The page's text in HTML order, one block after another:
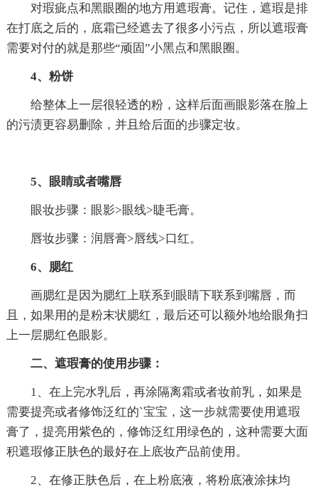
对瑕疵点和黑眼圈的地方用遮瑕膏。记住，遮瑕是排
在打底之后的，底霜已经遮去了很多小污点，所以遮瑕膏
需要对付的就是那些“顽固”小黑点和黑眼圈。
4、粉饼
给整体上一层很轻透的粉，这样后面画眼影落在脸上
的污渍更容易删除，并且给后面的步骤定妆。
5、眼睛或者嘴唇
眼妆步骤：眼影>眼线>睫毛膏。
唇妆步骤：润唇膏>唇线>口红。
6、腮红
画腮红是因为腮红上联系到眼睛下联系到嘴唇，而
且，如果用的是粉末状腮红，最后还可以额外地给眼角扫
上一层腮红色眼影。
二、遮瑕膏的使用步骤：
1、在上完水乳后，再涂隔离霜或者妆前乳，如果是
需要提亮或者修饰泛红的`宝宝，这一步就需要使用遮瑕
膏了，提亮用紫色的，修饰泛红用绿色的，这种需要大面
积遮瑕修正肤色的最好在上底妆产品前使用。
2、在修正肤色后，在上粉底液，将粉底液涂抹均